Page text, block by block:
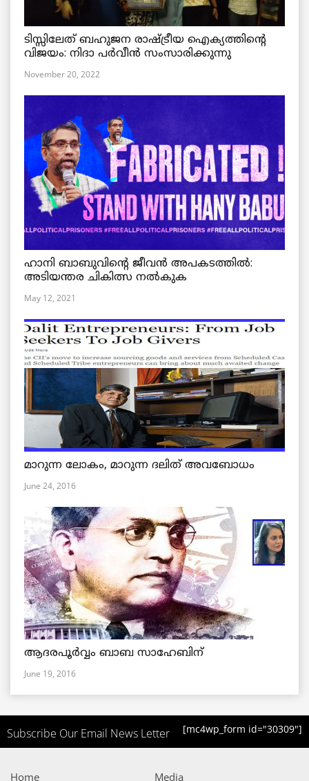
ടിസ്സിലേത് ബഹുജന രാഷ്ട്രീയ ഐക്യത്തിന്റെ
വിജയം: നിദാ പർവീൻ സംസാരിക്കുന്നു
November 20, 2022
ഹാനി ബാബുവിന്റെ ജീവൻ അപകടത്തിൽ:
അടിയന്തര ചികിത്സ നൽകുക
May 12, 2021
മാറുന്ന ലോകം, മാറുന്ന ദലിത് അവബോധം
June 24, 2016
ആദരപൂര്‍വ്വം ബാബ സാഹേബിന്
June 19, 2016
Subscribe Our Email News Letter [mc4wp_form id="30309"]
Home
Media